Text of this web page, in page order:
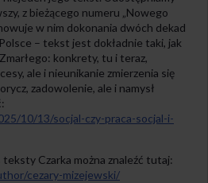
z bieżącego numeru „Nowego
w nim dokonania dwóch dekad
– tekst jest dokładnie taki, jak
konkrety, tu i teraz,
ale i nieunikanie zmierzenia się
zadowolenie, ale i namysł
10/13/socjal-czy-praca-socjal-i-
Czarka można znaleźć tutaj:
cezary-mizejewski/